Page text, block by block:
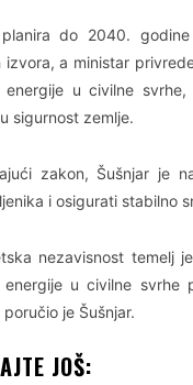
planira do 2040.
izvora, a ministar
energije u civilne
sigurnost zemlje.
zakon, Šušnjar je
i osigurati stabilno
nezavisnost temelj
energije u civilne svrhe
je Šušnjar.
JOŠ: